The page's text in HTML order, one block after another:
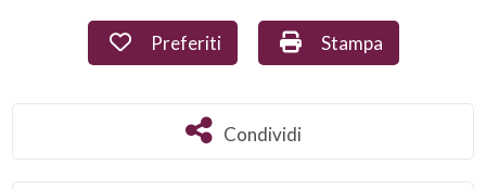
Preferiti: Cod. 1693
Preferiti Stampa: Cod. 1693
Stampa
Condividi
Condividi